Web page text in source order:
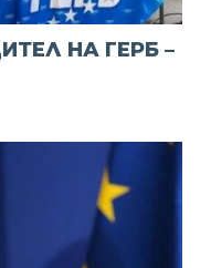
НА ГЕРБ –